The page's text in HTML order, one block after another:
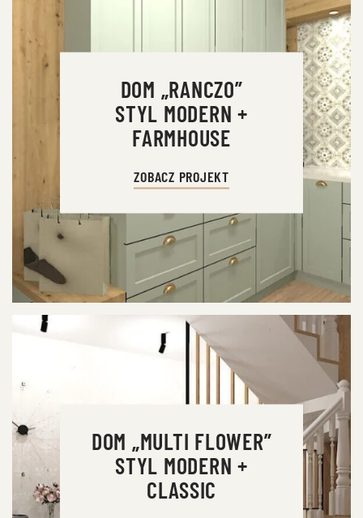
DOM „RANCZO”
STYL MODERN +
FARMHOUSE
ZOBACZ PROJEKT
DOM „MULTI FLOWER”
STYL MODERN +
CLASSIC